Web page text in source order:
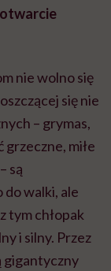
nie wolno się
się nie
– grymas,
grzeczne, miłe
są
walki, ale
tym chłopak
i silny. Przez
gigantyczny